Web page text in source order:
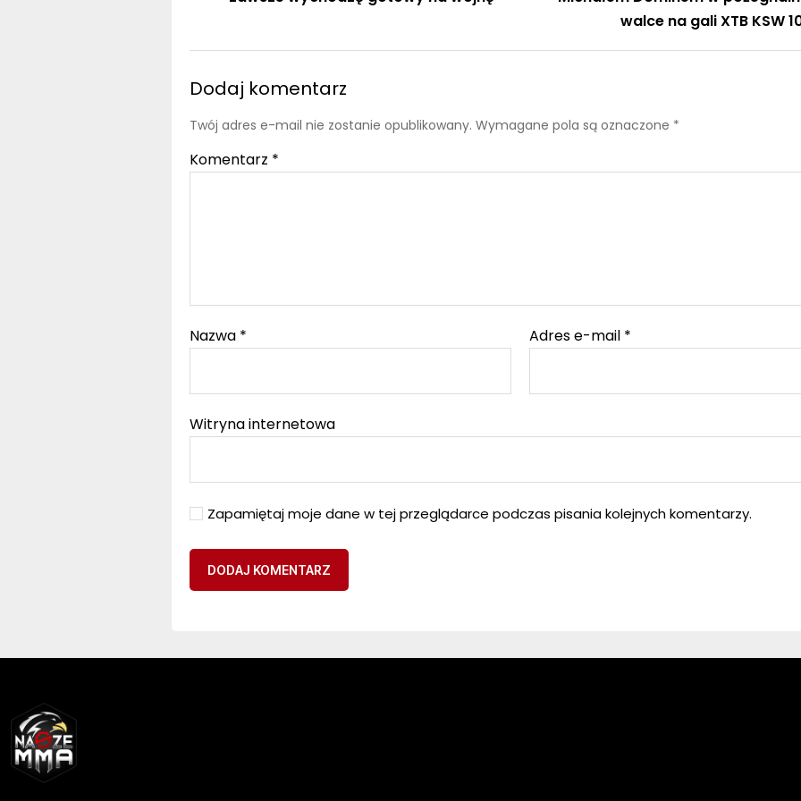
walce na gali XTB KSW
Dodaj komentarz
Twój adres e-mail nie zostanie opublikowany. Wymagane pola są oznaczone *
Komentarz *
Nazwa * Adres e-mail *
Witryna internetowa
Zapamiętaj moje dane w tej przeglądarce podczas pisania kolejnych komentarzy.